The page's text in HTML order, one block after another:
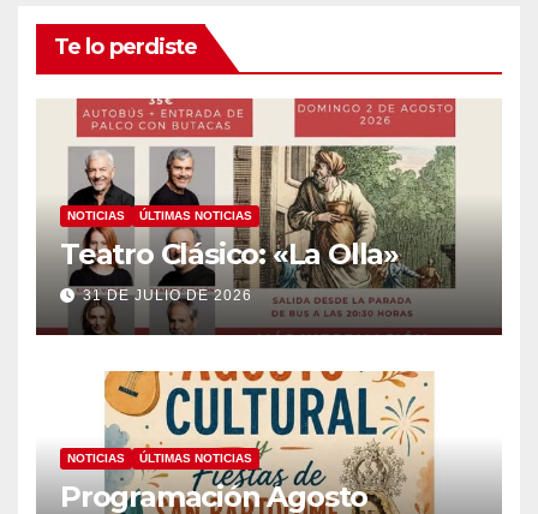
Te lo perdiste
NOTICIAS ÚLTIMAS NOTICIAS
Teatro Clásico: «La Olla»
31 DE JULIO DE 2026
NOTICIAS ÚLTIMAS NOTICIAS
Programación Agosto